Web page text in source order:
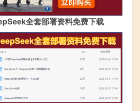
全套部署资料免费下载